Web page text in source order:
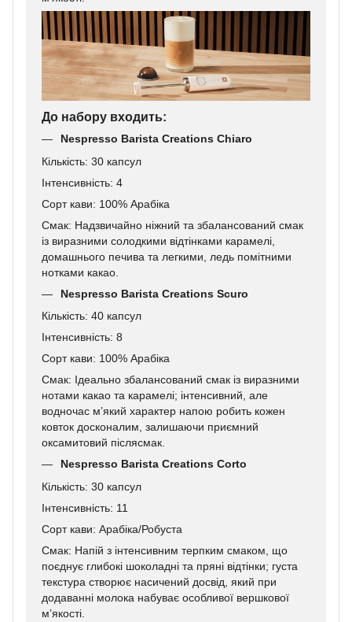
До набору входить:
Nespresso Barista Creations Chiaro
Кількість: 30 капсул
Інтенсивність: 4
Сорт кави: 100% Арабіка
Смак: Надзвичайно ніжний та збалансований смак
із виразними солодкими відтінками карамелі,
домашнього печива та легкими, ледь помітними
нотками какао.
Nespresso Barista Creations Scuro
Кількість: 40 капсул
Інтенсивність: 8
Сорт кави: 100% Арабіка
Смак: Ідеально збалансований смак із виразними
нотами какао та карамелі; інтенсивний, але
водночас м’який характер напою робить кожен
ковток досконалим, залишаючи приємний
оксамитовий післясмак.
Nespresso Barista Creations Corto
Кількість: 30 капсул
Інтенсивність: 11
Сорт кави: Арабіка/Робуста
Смак: Напій з інтенсивним терпким смаком, що
поєднує глибокі шоколадні та пряні відтінки; густа
текстура створює насичений досвід, який при
додаванні молока набуває особливої вершкової
м’якості.